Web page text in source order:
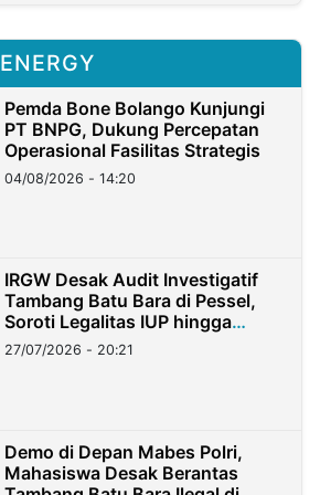
Pemda Bone Bolango Kunjungi
PT BNPG, Dukung Percepatan
Operasional Fasilitas Strategis
04/08/2026 - 14:20
IRGW Desak Audit Investigatif
Tambang Batu Bara di Pessel,
Soroti Legalitas IUP hingga
Stockpile
27/07/2026 - 20:21
Demo di Depan Mabes Polri,
Mahasiswa Desak Berantas